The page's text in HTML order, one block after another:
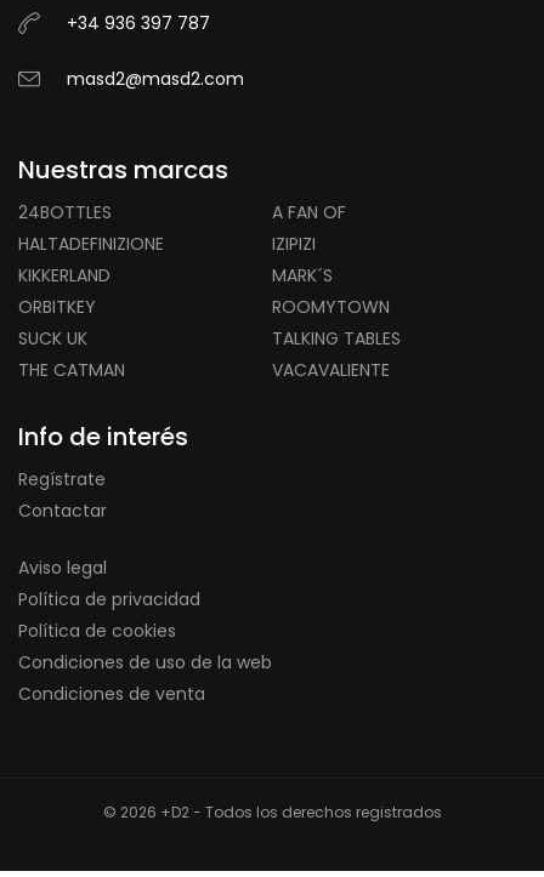
+34 936 397 787
masd2@masd2.com
Nuestras marcas
24BOTTLES
A FAN OF
HALTADEFINIZIONE
IZIPIZI
KIKKERLAND
MARK´S
ORBITKEY
ROOMYTOWN
SUCK UK
TALKING TABLES
THE CATMAN
VACAVALIENTE
Info de interés
Regístrate
Contactar
Aviso legal
Política de privacidad
Política de cookies
Condiciones de uso de la web
Condiciones de venta
© 2026 +D2 - Todos los derechos registrados